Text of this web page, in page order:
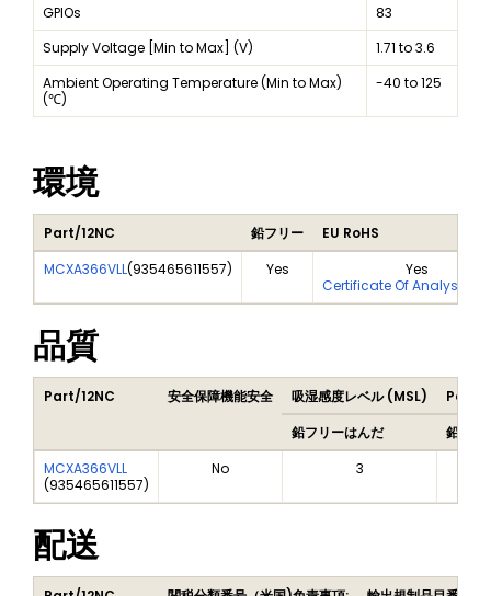
GPIOs
83
Supply Voltage [Min to Max] (V)
1.71 to 3.6
Ambient Operating Temperature (Min to Max)
(℃)
-40 to 125
環境
Part/12NC 鉛フリー
EU RoHS
MCXA366VLL(935465611557) Yes
Yes
Certificate Of Analysis
品質
Part/12NC 安全保障機能安全 吸湿感度レベル (MSL)
Peak
鉛フリーはんだ
鉛フリ
MCXA366VLL
(935465611557)
No 3
配送